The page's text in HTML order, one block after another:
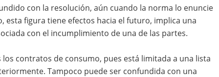
con la resolución, aún cuando la norma lo enuncie
esta figura tiene efectos hacia el futuro, implica una
con el incumplimiento de una de las partes.
contratos de consumo, pues está limitada a una lista
Tampoco puede ser confundida con una